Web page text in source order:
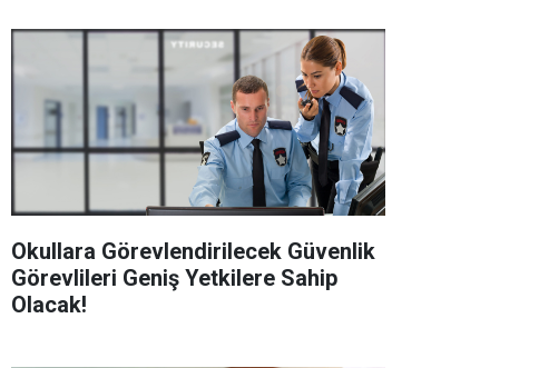
Okullara Görevlendirilecek Güvenlik
Görevlileri Geniş Yetkilere Sahip
Olacak!